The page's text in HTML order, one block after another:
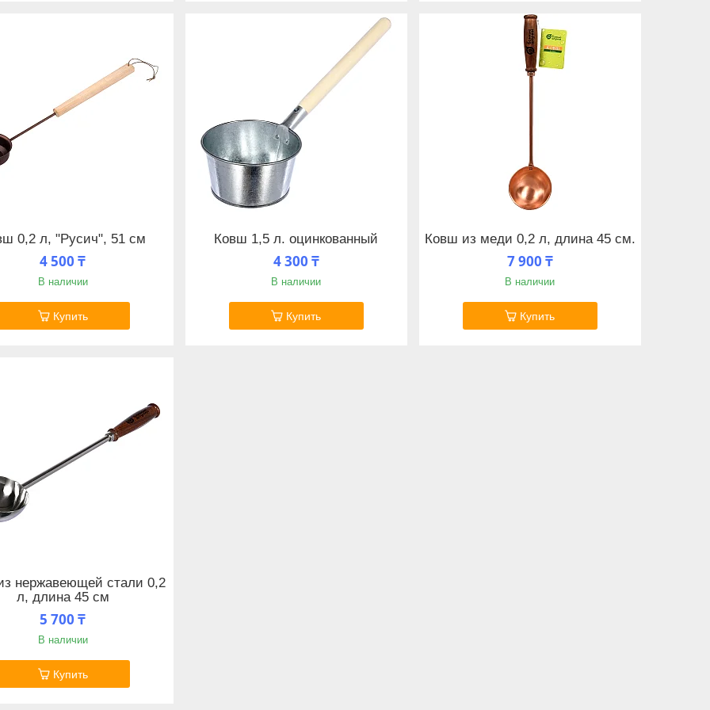
0,2 л, "Русич", 51 см
4 500 ₸
В наличии
Купить
Ковш 1,5 л. оцинкованный
4 300 ₸
В наличии
Купить
Ковш из меди 0,2 л, длина 45 см.
7 900 ₸
В наличии
Купить
нержавеющей стали 0,2
л, длина 45 см
5 700 ₸
В наличии
Купить